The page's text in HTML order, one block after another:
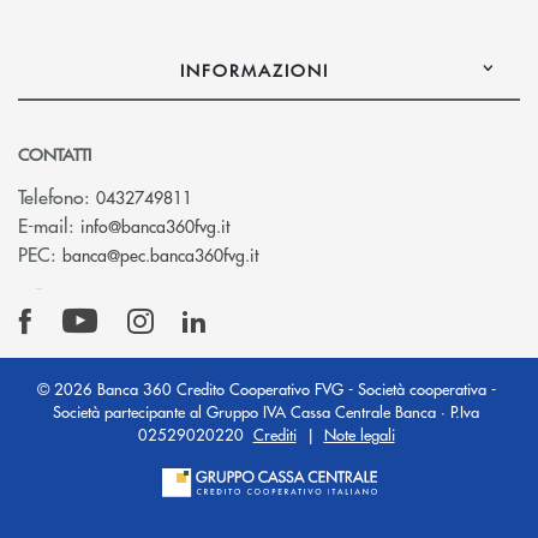
INFORMAZIONI
CONTATTI
Telefono: 0432749811
E-mail: info@banca360fvg.it(si apre l’app di posta elettronica)
PEC: banca@pec.banca360fvg.it(si apre l’app di posta elettronica)
© 2026 Banca 360 Credito Cooperativo FVG - Società cooperativa -
Società partecipante al Gruppo IVA Cassa Centrale Banca · P.Iva
02529020220 Crediti| Note legali